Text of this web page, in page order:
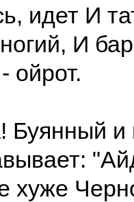
идет И
И
ойрот.
Буянный
хуже